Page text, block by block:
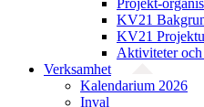
Projekt-
KV21
KV21
Aktiviteter och
Verksamhet
Kalendarium 2026
Inval